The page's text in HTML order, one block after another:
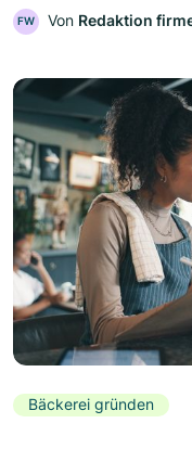
FW Von Redaktion
Bäckerei gründen